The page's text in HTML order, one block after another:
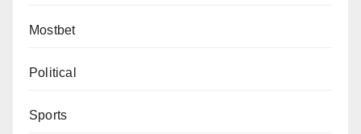
Mostbet
Political
Sports